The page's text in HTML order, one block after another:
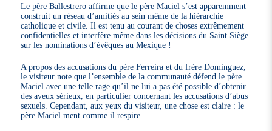
Le père Ballestrero affirme que le père Maciel s’est apparemment
construit un réseau d’amitiés au sein même de la hiérarchie
catholique et civile. Il est tenu au courant de choses extrêmement
confidentielles et interfère même dans les décisions du Saint Siège
sur les nominations d’évêques au Mexique !
A propos des accusations du père Ferreira et du frère Dominguez,
le visiteur note que l’ensemble de la communauté défend le père
Maciel avec une telle rage qu’il ne lui a pas été possible d’obtenir
des aveux sérieux, en particulier concernant les accusations d’abus
sexuels. Cependant, aux yeux du visiteur, une chose est claire : le
père Maciel ment comme il respire.